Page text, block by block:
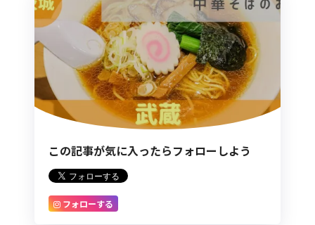
この記事が気に入ったらフォローしよう
フォローする